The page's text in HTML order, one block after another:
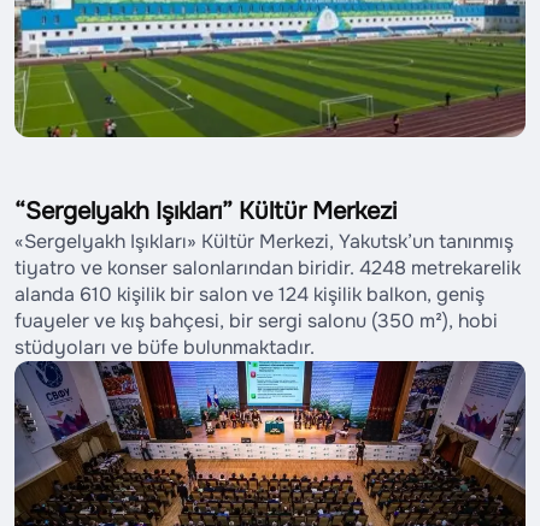
“Sergelyakh Işıkları” Kültür Merkezi
«Sergelyakh Işıkları» Kültür Merkezi, Yakutsk’un tanınmış
tiyatro ve konser salonlarından biridir. 4248 metrekarelik
alanda 610 kişilik bir salon ve 124 kişilik balkon, geniş
fuayeler ve kış bahçesi, bir sergi salonu (350 m²), hobi
stüdyoları ve büfe bulunmaktadır.